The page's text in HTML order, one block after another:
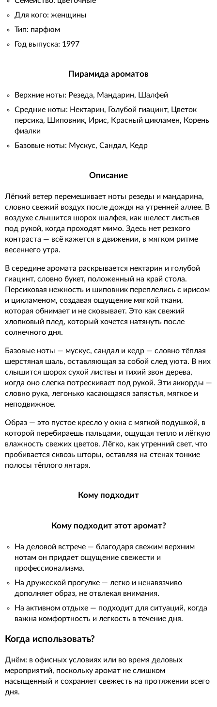
Для кого: женщины
Тип: парфюм
Год выпуска: 1997
Пирамида ароматов
Верхние ноты: Резеда, Мандарин, Шалфей
Средние ноты: Нектарин, Голубой гиацинт, Цветок
персика, Шиповник, Ирис, Красный цикламен, Корень
фиалки
Базовые ноты: Мускус, Сандал, Кедр
Описание
Лёгкий ветер перемешивает ноты резеды и мандарина,
словно свежий воздух после дождя на утренней аллее. В
воздухе слышится шорох шалфея, как шелест листьев
под рукой, когда проходят мимо. Здесь нет резкого
контраста — всё кажется в движении, в мягком ритме
весеннего утра.
В середине аромата раскрывается нектарин и голубой
гиацинт, словно букет, положенный на край стола.
Персиковая нежность и шиповник переплелись с ирисом
и цикламеном, создавая ощущение мягкой ткани,
которая обнимает и не сковывает. Это как свежий
хлопковый плед, который хочется натянуть после
солнечного дня.
Базовые ноты — мускус, сандал и кедр — словно тёплая
шерстяная шаль, оставляющая за собой след уюта. В них
слышится шорох сухой листвы и тихий звон дерева,
когда оно слегка потрескивает под рукой. Эти аккорды —
словно рука, легонько касающаяся запястья, мягкое и
неподвижное.
Образ — это пустое кресло у окна с мягкой подушкой, в
которой перебираешь пальцами, ощущая тепло и лёгкую
влажность свежих цветов. Лёгко, как утренний свет, что
пробивается сквозь шторы, оставляя на стенах тонкие
полосы тёплого янтаря.
Кому подходит
Кому подходит этот аромат?
На деловой встрече — благодаря свежим верхним
нотам он придает ощущение свежести и
профессионализма.
На дружеской прогулке — легко и ненавязчиво
дополняет образ, не отвлекая внимания.
На активном отдыхе — подходит для ситуаций, когда
важна комфортность и легкость в течение дня.
Когда использовать?
Днём: в офисных условиях или во время деловых
мероприятий, поскольку аромат не слишком
насыщенный и сохраняет свежесть на протяжении всего
дня.